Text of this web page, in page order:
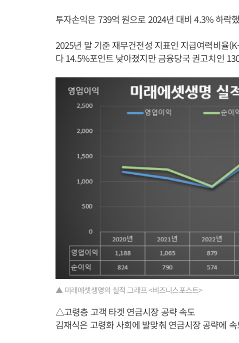
투자손익은 739억 원으로 2024년 대비 4.3% 하락
2025년 말 기준 재무건전성 지표인 지급여력비율
다 14.5%포인트 낮아졌지만 금융당국 권고치인
▲ 미래에셋생명의 실적 그래프 <비즈니스포스트>
△고령층 고객 타겟 연금시장 공략 속도
김재식은 고령화 사회에 발맞춰 연금시장 공략에